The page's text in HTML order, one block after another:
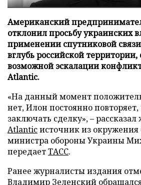
Американский
отклонил просьбу украинских
применении спутниковой
вглубь российской территории,
возможной эскалации
Atlantic.
«На данный момент
нет, Илон постоянно
заключать сделку», –
Atlanticисточник из
министра обороны Украины
передаетТАСС.
Ранее журналисты издания
Владимир Зеленский